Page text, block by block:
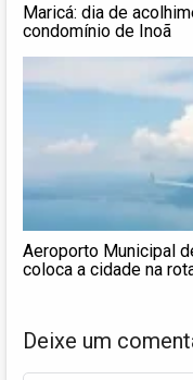
Maricá: dia de
condomínio de Inoã
Aeroporto Municipal
coloca a cidade na
Deixe um